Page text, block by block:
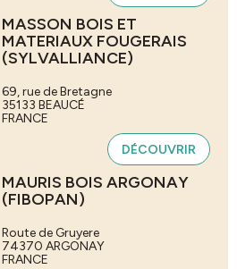
MASSON BOIS ET
MATERIAUX FOUGERAIS
(SYLVALLIANCE)
69, rue de Bretagne
35133 BEAUCÉ
FRANCE
DÉCOUVRIR
MAURIS BOIS ARGONAY
(FIBOPAN)
Route de Gruyere
74370 ARGONAY
FRANCE